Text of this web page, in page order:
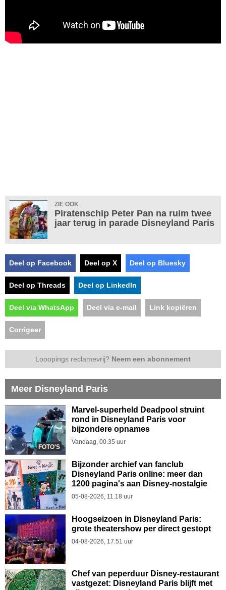
ZIE OOK
Piratenschip Peter Pan na ruim twee
jaar terug in parade Disneyland Paris
Deel op Facebook Deel op X Deel op Bluesky
Deel op Threads Deel op LinkedIn
Deel via WhatsApp Deel via e-mail Link kopiëren
Corrigeer
Looopings reclamevrij? Neem een abonnement
Meer Disneyland Paris
FOTO'S
Marvel-superheld Deadpool struint
rond in Disneyland Paris voor
bijzondere opnames
Vandaag, 00.35 uur
Bijzonder archief van fanclub
Disneyland Paris online: meer dan
1200 pagina's aan Disney-nostalgie
05-08-2026, 11.18 uur
Hoogseizoen in Disneyland Paris:
grote theatershow per direct gestopt
04-08-2026, 17.51 uur
Chef van peperduur Disney-restaurant
vastgezet: Disneyland Paris blijft met